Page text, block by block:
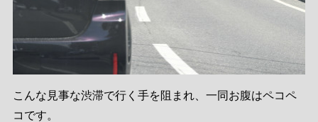
こんな見事な渋滞で行く手を阻まれ、一同お腹はペコペ
コです。